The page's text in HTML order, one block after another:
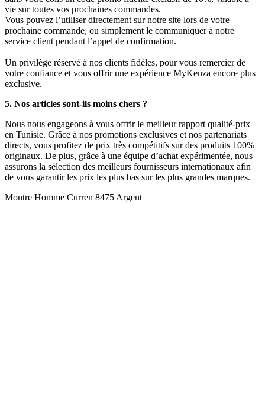
vie sur toutes vos prochaines commandes.
Vous pouvez l’utiliser directement sur notre site lors de votre
prochaine commande, ou simplement le communiquer à notre
service client pendant l’appel de confirmation.
Un privilège réservé à nos clients fidèles, pour vous remercier de
votre confiance et vous offrir une expérience MyKenza encore plus
exclusive.
5. Nos articles sont-ils moins chers ?
Nous nous engageons à vous offrir le meilleur rapport qualité-prix
en Tunisie. Grâce à nos promotions exclusives et nos partenariats
directs, vous profitez de prix très compétitifs sur des produits 100%
originaux. De plus, grâce à une équipe d’achat expérimentée, nous
assurons la sélection des meilleurs fournisseurs internationaux afin
de vous garantir les prix les plus bas sur les plus grandes marques.
Montre Homme Curren 8475 Argent